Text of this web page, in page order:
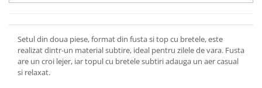
Setul din doua piese, format din fusta si top cu bretele, este
realizat dintr-un material subtire, ideal pentru zilele de vara. Fusta
are un croi lejer, iar topul cu bretele subtiri adauga un aer casual
si relaxat.